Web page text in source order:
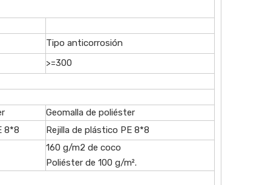
Tipo anticorrosión
>=300
Geomalla de poliéster
8*8 Rejilla de plástico PE 8*8
160 g/m2 de coco
Poliéster de 100 g/m².